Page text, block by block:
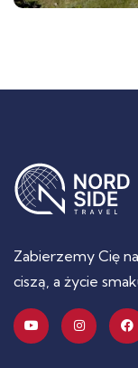
Zabierzemy Cię
ciszą, a życie